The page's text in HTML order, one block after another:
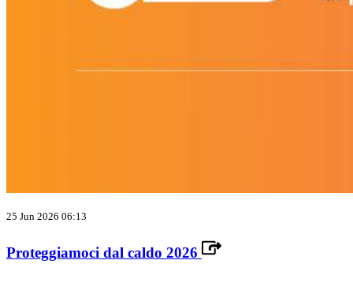
25 Jun 2026 06:13
Proteggiamoci dal caldo 2026